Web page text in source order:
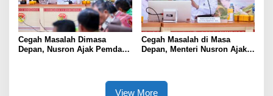
Cegah Masalah Dimasa
Depan, Nusron Ajak Pemda
Cegah Masalah di Masa
Depan, Menteri Nusron Ajak
View More